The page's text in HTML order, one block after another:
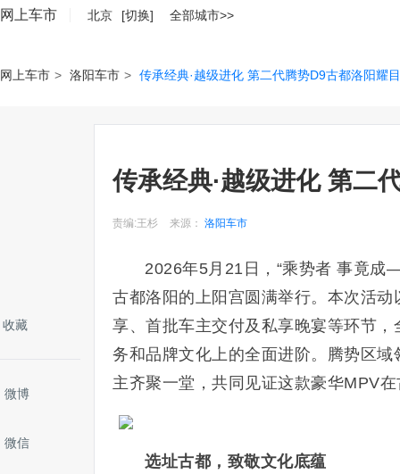
网上车市 北京 [切换] 全部城市>>
网上车市 > 洛阳车市 > 传承经典·越级进化 第二代腾势D9古都洛阳耀
收藏
微博
微信
传承经典·越级进化 第二
责编:王杉 来源： 洛阳车市
2026年5月21日，“乘势者 事竟成
古都洛阳的上阳宫圆满举行。本次活
享、首批车主交付及私享晚宴等环节，
务和品牌文化上的全面进阶。腾势区域
主齐聚一堂，共同见证这款豪华MPV
选址古都，致敬文化底蕴